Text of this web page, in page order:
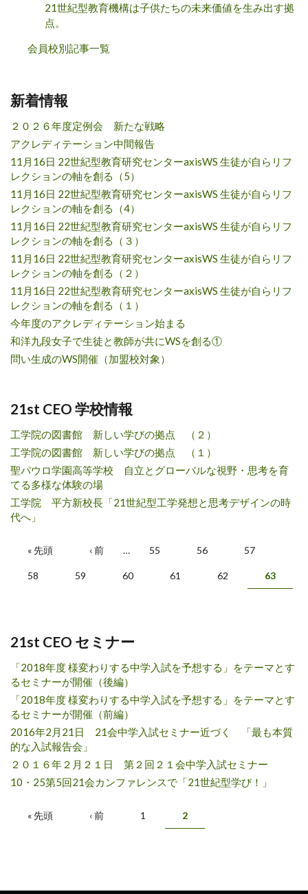
21世紀型教育機構は子供たちの未来価値を生み出す拠
点。
会員校別記事一覧
新着情報
２０２６年度定例会 新たな戦略
アクレディテーション中間報告
11月16日 22世紀型教育研究センターaxisWS 生徒が自らリフ
レクションの軸を創る（5）
11月16日 22世紀型教育研究センターaxisWS 生徒が自らリフ
レクションの軸を創る（4）
11月16日 22世紀型教育研究センターaxisWS 生徒が自らリフ
レクションの軸を創る（３）
11月16日 22世紀型教育研究センターaxisWS 生徒が自らリフ
レクションの軸を創る（２）
11月16日 22世紀型教育研究センターaxisWS 生徒が自らリフ
レクションの軸を創る（１）
今年度のアクレディテーション始まる
和洋九段女子で生徒と教師が共にWSを創る①
問い生成のWS開催（加盟校対象）
21st CEO 学校情報
工学院の図書館 新しい学びの拠点 （２）
工学院の図書館 新しい学びの拠点 （１）
聖パウロ学園高等学校 自立とグローバルな視野・思考を育
てる多様な体験の場
工学院 平方新校長「21世紀型工学発想と思考デザインの時
代へ」
ページ
« 先頭 ‹ 前 … 55 56 57
58 59 60 61 62 63
21st CEO セミナー
「2018年度 様変わりする中学入試を予想する」をテーマとす
るセミナーが開催（後編）
「2018年度 様変わりする中学入試を予想する」をテーマとす
るセミナーが開催（前編）
2016年2月21日 21会中学入試セミナー近づく 「最も本質
的な入試報告会」
２０１６年２月２１日 第２回２１会中学入試セミナー
10・25第5回21会カンファレンスで「21世紀型学び！」
ページ
« 先頭 ‹ 前 1 2